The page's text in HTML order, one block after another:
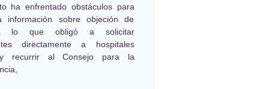
ha enfrentado obstáculos para
información sobre objeción de
lo que obligó a solicitar
directamente a hospitales
recurrir al Consejo para la